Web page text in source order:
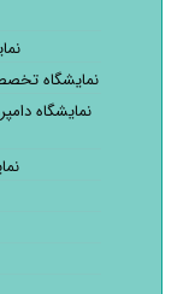
نمایشگاه